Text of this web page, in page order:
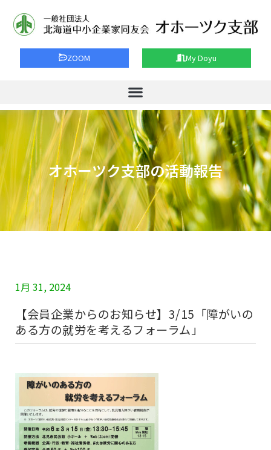
ZOOM My Doyu
オホーツク支部の活動報告
1月 31, 2024
【会員企業からのお知らせ】3/15「障がいの
ある方の就労を考えるフォーラム」